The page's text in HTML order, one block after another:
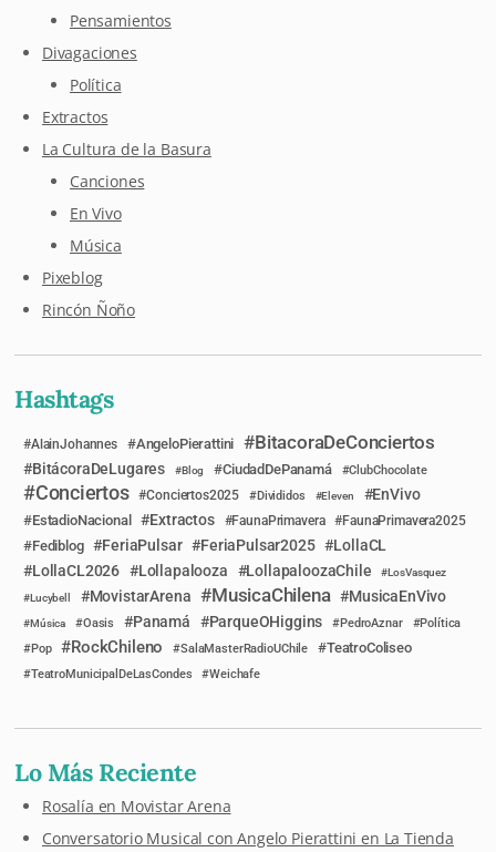
Pensamientos
Divagaciones
Política
Extractos
La Cultura de la Basura
Canciones
En Vivo
Música
Pixeblog
Rincón Ñoño
Hashtags
AlainJohannes AngeloPierattini BitacoraDeConciertos
BitácoraDeLugares Blog CiudadDePanamá ClubChocolate
Conciertos Conciertos2025 Divididos Eleven EnVivo
EstadioNacional Extractos FaunaPrimavera FaunaPrimavera2025
Fediblog FeriaPulsar FeriaPulsar2025
LollaCL
LollaCL2026
Lollapalooza LollapaloozaChile
LosVasquez
Lucybell
MovistarArena MusicaChilena MusicaEnVivo
Música Oasis Panamá ParqueOHiggins PedroAznar
Política
Pop
RockChileno SalaMasterRadioUChile TeatroColiseo
TeatroMunicipalDeLasCondes Weichafe
Lo Más Reciente
Rosalía en Movistar Arena
Conversatorio Musical con Angelo Pierattini en La Tienda